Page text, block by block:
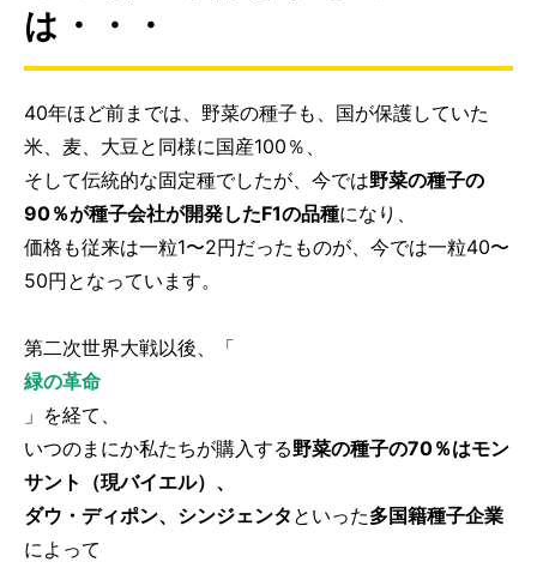
は・・・
40年ほど前までは、野菜の種子も、国が保護していた
米、麦、大豆と同様に国産100％、
そして伝統的な固定種でしたが、今では野菜の種子の
90％が種子会社が開発したF1の品種になり、
価格も従来は一粒1〜2円だったものが、今では一粒40〜
50円となっています。
第二次世界大戦以後、「
緑の革命
」を経て、
いつのまにか私たちが購入する野菜の種子の70％はモン
サント（現バイエル）、
ダウ・ディポン、シンジェンタ といった多国籍種子企業
によって